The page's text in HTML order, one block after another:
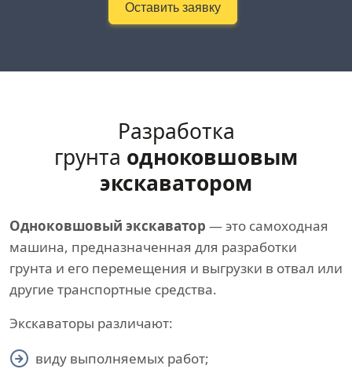
Оставить заявку
Разработка
грунта одноковшовым
экскаватором
Одноковшовый экскаватор — это самоходная
машина, предназначенная для разработки
грунта и его перемещения и выгрузки в отвал или
другие транспортные средства.
Экскаваторы различают:
виду выполняемых работ;